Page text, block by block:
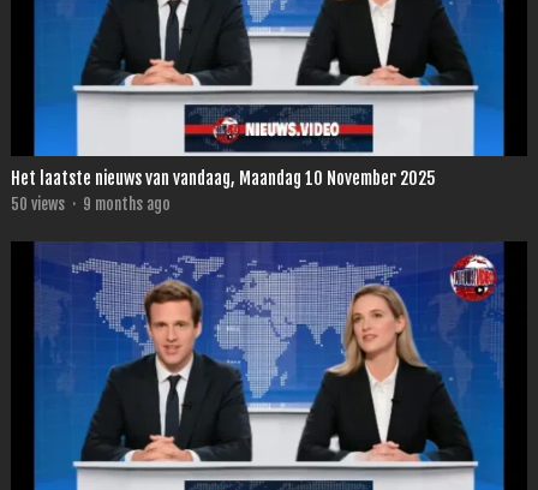
Het laatste nieuws van vandaag, Maandag 10 November 2025
50 views · 9 months ago